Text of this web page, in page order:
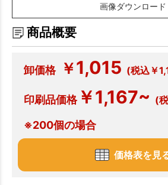
画像ダウンロード
商品概要
卸価格 ￥1,015 (税込￥
印刷品価格￥1,167~ (
※200個の場合
価格表を見